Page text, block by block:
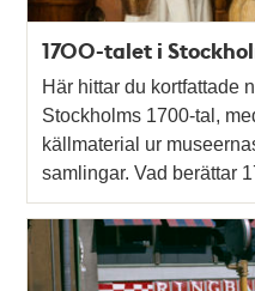
1700-talet i
Här hittar du kortfattade
Stockholms 1700-tal,
källmaterial ur
samlingar. Vad berättar